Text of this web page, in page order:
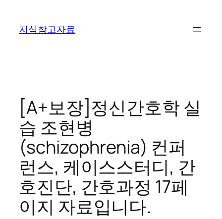
지식참고자료
[A+보장]정신간호학 실
습 조현병
(schizophrenia) 컨퍼
런스, 케이스스터디, 간
호진단, 간호과정 17페
이지 자료입니다.